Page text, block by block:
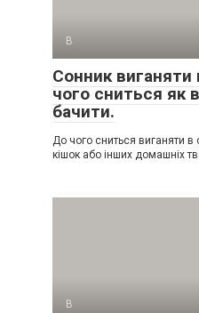
В
Сонник
чого сниться як
бачити.
До чого сниться виганяти в
кішок або інших домашніх
В